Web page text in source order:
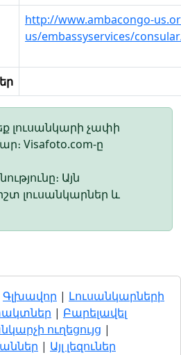
http://www.ambacongo-
us/embassyservices/
լուսանկարի չափի
Visafoto.com-ը
Այն
լուսանկարներ և
Գլխավոր | Լուսանկարների
| Բարելավել
ուղեցույց |
| Այլ լեզուներ